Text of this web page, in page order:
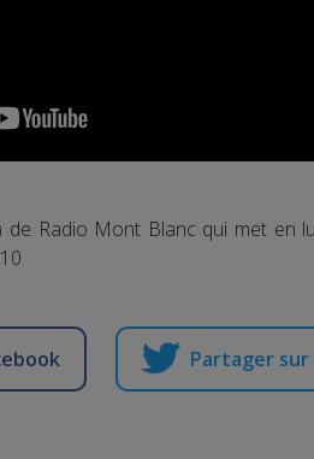
Radio Mont Blanc qui met en
Partager